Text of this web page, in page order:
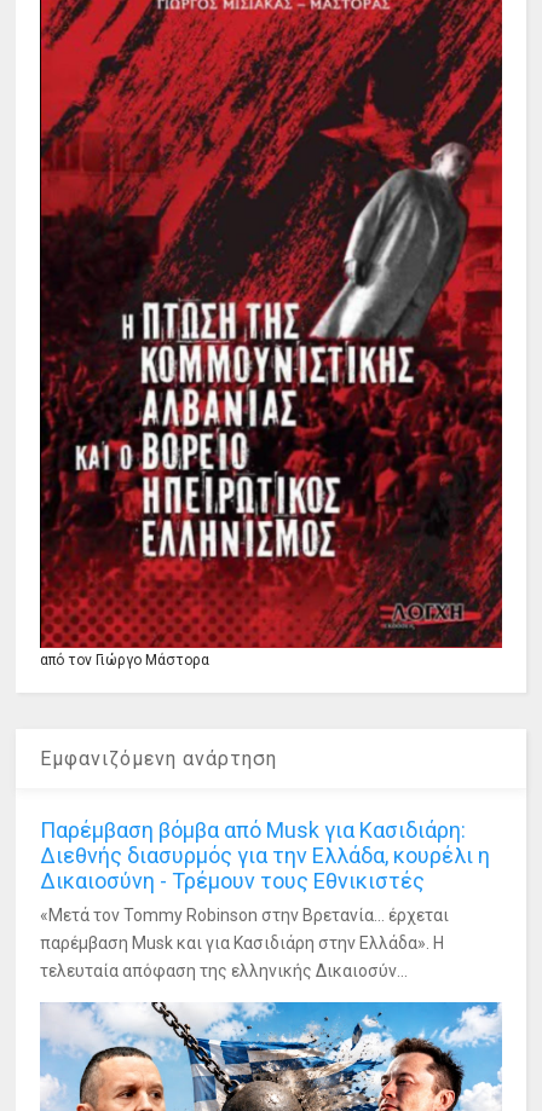
από τον Γιώργο Μάστορα
Εμφανιζόμενη ανάρτηση
Παρέμβαση βόμβα από Musk για Κασιδιάρη:
Διεθνής διασυρμός για την Ελλάδα, κουρέλι η
Δικαιοσύνη - Τρέμουν τους Εθνικιστές
«Μετά τον Tommy Robinson στην Βρετανία... έρχεται
παρέμβαση Musk και για Κασιδιάρη στην Ελλάδα». Η
τελευταία απόφαση της ελληνικής Δικαιοσύν...